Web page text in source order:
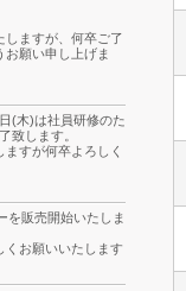
しますが、何卒ご了
願い申し上げま
(木)は社員研修のた
致します。
ますが何卒よろしく
を販売開始いたしま
くお願いいたします